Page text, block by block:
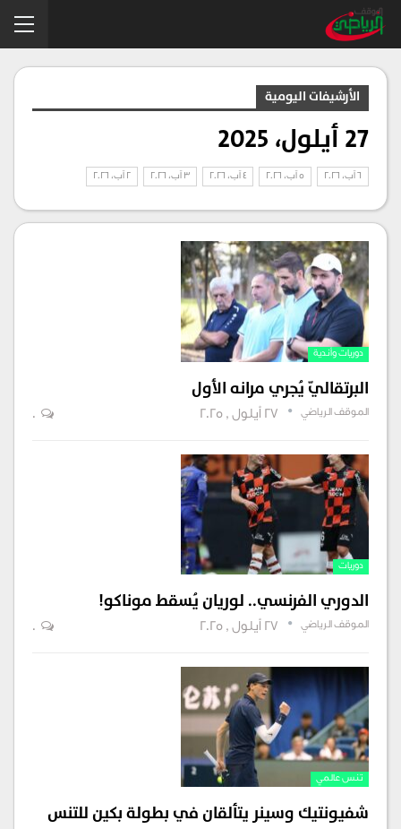
الأرشيفات اليومية
27 أيلول، 2025
دوريات وأندية
البرتقاليّ يُجري مرانه الأول
الموقف الرياضي 27 أيلول , 2025 0
دوريات
الدوري الفرنسي.. لوريان يُسقط موناكو!
الموقف الرياضي 27 أيلول , 2025 0
تنس عالمي
شفيونتيك وسينر يتألقان في بطولة بكين للتنس